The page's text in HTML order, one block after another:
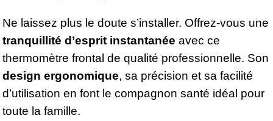
Ne laissez plus le doute s’installer. Offrez-vous une
tranquillité d’esprit instantanée avec ce
thermomètre frontal de qualité professionnelle. Son
design ergonomique, sa précision et sa facilité
d’utilisation en font le compagnon santé idéal pour
toute la famille.